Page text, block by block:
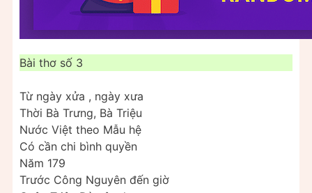
Bài thơ số 3
Từ ngày xửa , ngày xưa
Thời Bà Trưng, Bà Triệu
Nước Việt theo Mẫu hệ
Có cần chi bình quyền
Năm 179
Trước Công Nguyên đến giờ